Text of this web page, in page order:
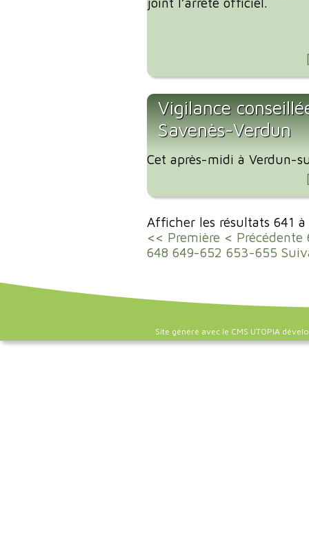
Vigilance
Savenès-Verdun
Cet après-midi à Verdun-
Afficher les résultats 641
<< Première < Précédente
648 649-652 653-655
Site généré avec le CMS UTOPIA